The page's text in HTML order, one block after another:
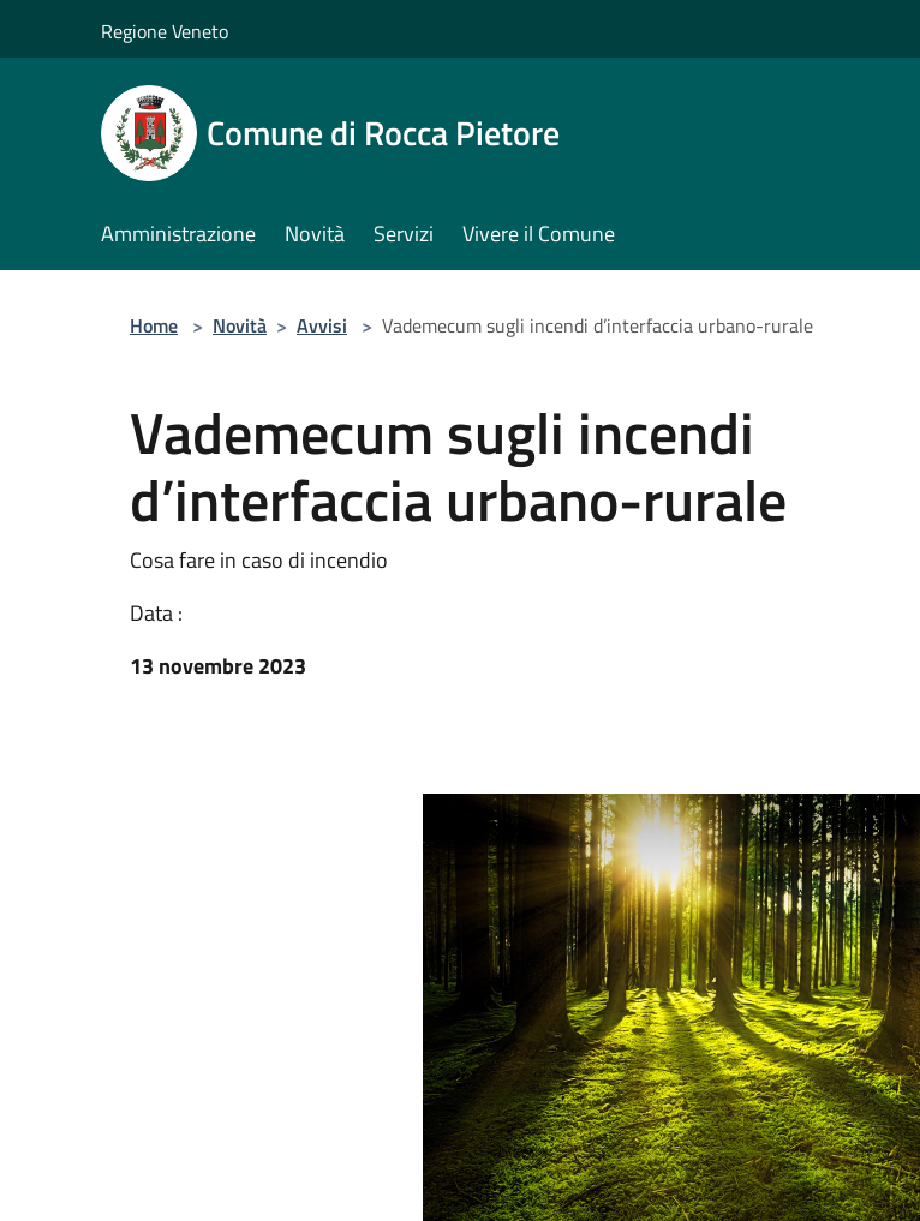
Regione Veneto
Comune di Rocca Pietore
Amministrazione Novità Servizi Vivere il Comune
Home > Novità > Avvisi > Vademecum sugli incendi d’interfaccia urbano-rurale
Vademecum sugli incendi
d’interfaccia urbano-rurale
Cosa fare in caso di incendio
Data :
13 novembre 2023